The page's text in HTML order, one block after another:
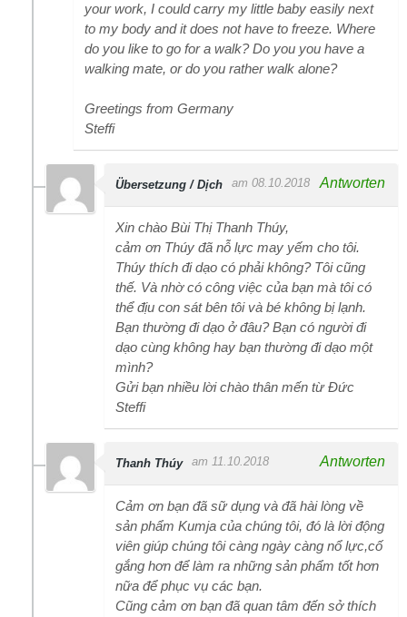
your work, I could carry my little baby easily next
to my body and it does not have to freeze. Where
do you like to go for a walk? Do you you have a
walking mate, or do you rather walk alone?
Greetings from Germany
Steffi
Übersetzung / Dịch am 08.10.2018 Antworten
Xin chào Bùi Thị Thanh Thúy,
cảm ơn Thúy đã nỗ lực may yếm cho tôi.
Thúy thích đi dạo có phải không? Tôi cũng
thế. Và nhờ có công việc của bạn mà tôi có
thể địu con sát bên tôi và bé không bị lạnh.
Bạn thường đi dạo ở đâu? Bạn có người đi
dạo cùng không hay bạn thường đi dạo một
mình?
Gửi bạn nhiều lời chào thân mến từ Đức
Steffi
Thanh Thúy am 11.10.2018 Antworten
Cảm ơn bạn đã sữ dụng và đã hài lòng về
sản phẩm Kumja của chúng tôi, đó là lời động
viên giúp chúng tôi càng ngày càng nổ lực,cố
gắng hơn để làm ra những sản phẩm tốt hơn
nữa để phục vụ các bạn.
Cũng cảm ơn bạn đã quan tâm đến sở thích